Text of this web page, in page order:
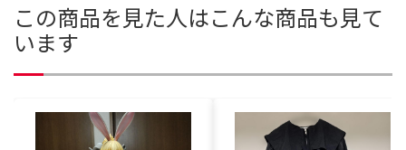
この商品を見た人はこんな商品も見て
います